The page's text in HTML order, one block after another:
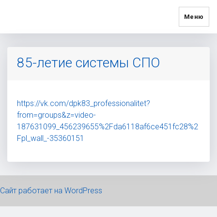
Меню
85-летие системы СПО
https://vk.com/dpk83_professionalitet?
from=groups&z=video-
187631099_456239655%2Fda6118af6ce451fc28%2
Fpl_wall_-35360151
Сайт работает на WordPress